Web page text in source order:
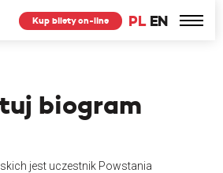
PL EN
Kup bilety on-line
biogram
jest uczestnik Powstania